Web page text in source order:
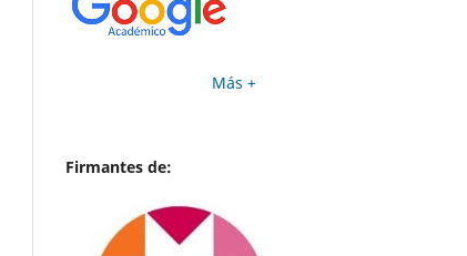
Más +
Firmantes de: